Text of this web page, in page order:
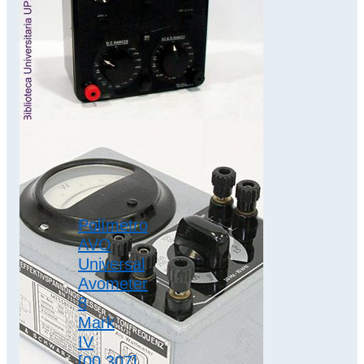
Modelo P817.00
Dimensiones 13 x
18,5 x 7,5 cm.
Fabricado en…
Polímetro
AVO
Universal
Avometer
8
Mark
IV